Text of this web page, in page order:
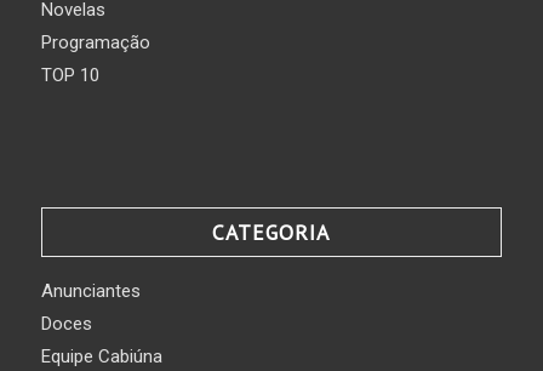
Novelas
Programação
TOP 10
CATEGORIA
Anunciantes
Doces
Equipe Cabiúna